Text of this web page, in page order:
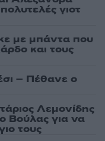
γιοτ
με μπάντα που
και τους
– Πέθανε ο
Λεμονίδης
Βούλας για να
τους